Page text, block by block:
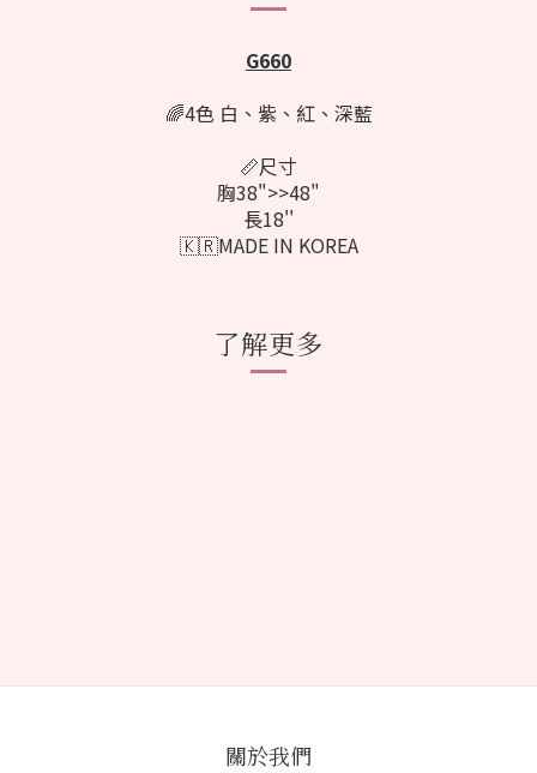
G660
🌈4色 白、紫、紅、深藍
📏尺寸
胸38">>48"
長18''
🇰🇷MADE IN KOREA
了解更多
關於我們